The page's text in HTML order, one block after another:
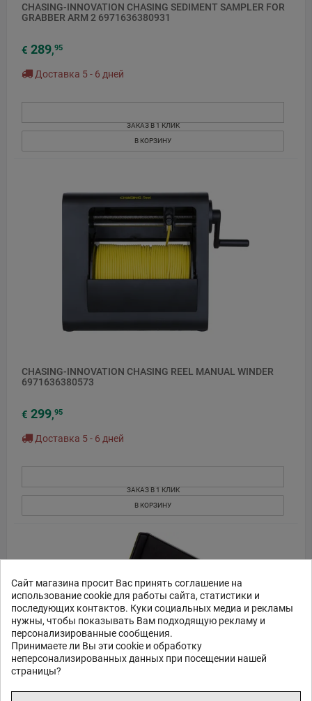
Сайт магазина просит Вас принять соглашение на
использование cookie для работы сайта, статистики и
последующих контактов. Куки социальных медиа и рекламы
нужны, чтобы показывать Вам подходящую рекламу и
персонализированные сообщения.
Принимаете ли Вы эти cookie и обработку
неперсонализированных данных при посещении нашей
страницы?
CHASING-INNOVATION CHASING SEDIMENT SAMPLER FOR
GRABBER ARM 2 6971636380931
€ 289,95
Доставка 5 - 6 дней
ЗАКАЗ В 1 КЛИК
В КОРЗИНУ
CHASING-INNOVATION CHASING REEL MANUAL WINDER
6971636380573
€ 299,95
Доставка 5 - 6 дней
ЗАКАЗ В 1 КЛИК
В КОРЗИНУ